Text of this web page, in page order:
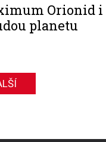
Orionid i
planetu